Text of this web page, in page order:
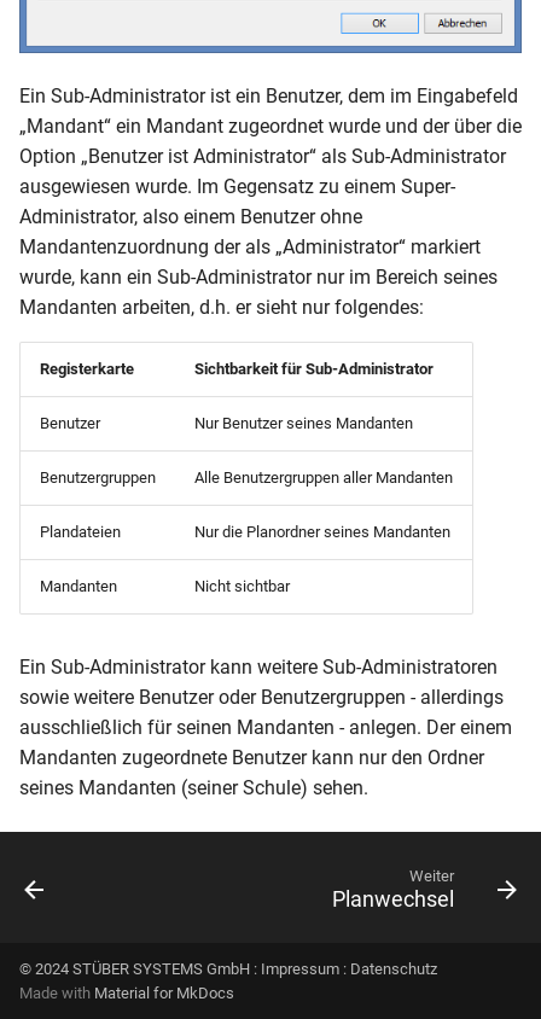
Ein Sub-Administrator ist ein Benutzer, dem im Eingabefeld
„Mandant“ ein Mandant zugeordnet wurde und der über die
Option „Benutzer ist Administrator“ als Sub-Administrator
ausgewiesen wurde. Im Gegensatz zu einem Super-
Administrator, also einem Benutzer ohne
Mandantenzuordnung der als „Administrator“ markiert
wurde, kann ein Sub-Administrator nur im Bereich seines
Mandanten arbeiten, d.h. er sieht nur folgendes:
Registerkarte Sichtbarkeit für Sub-Administrator
Benutzer Nur Benutzer seines Mandanten
Benutzergruppen Alle Benutzergruppen aller Mandanten
Plandateien Nur die Planordner seines Mandanten
Mandanten Nicht sichtbar
Ein Sub-Administrator kann weitere Sub-Administratoren
sowie weitere Benutzer oder Benutzergruppen - allerdings
ausschließlich für seinen Mandanten - anlegen. Der einem
Mandanten zugeordnete Benutzer kann nur den Ordner
seines Mandanten (seiner Schule) sehen.
Weiter
Planwechsel
© 2024 STÜBER SYSTEMS GmbH : Impressum : Datenschutz
Made with Material for MkDocs